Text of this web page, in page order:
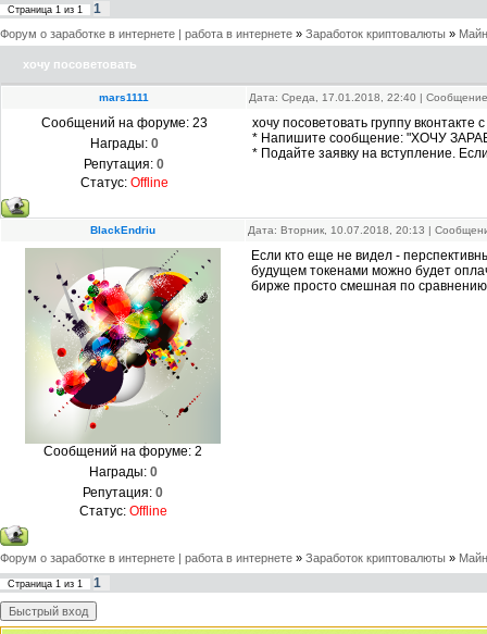
Страница 1 из 1 1
Форум о заработке в интернете | работа в интернете » Заработок криптовалюты »
хочу посоветовать
mars1111 Дата: Среда, 17.01.2018, 22:40 |
Сообщений на форуме: 23
Награды: 0
Репутация: 0
Статус: Offline
хочу посоветовать группу
* Напишите сообщение: "ХОЧУ
* Подайте заявку на вступление.
BlackEndriu Дата: Вторник, 10.07.2018, 20:13 |
Сообщений на форуме: 2
Награды: 0
Репутация: 0
Статус: Offline
Если кто еще не видел -
будущем токенами можно будет
бирже просто смешная по
Форум о заработке в интернете | работа в интернете » Заработок криптовалюты »
Страница 1 из 1 1